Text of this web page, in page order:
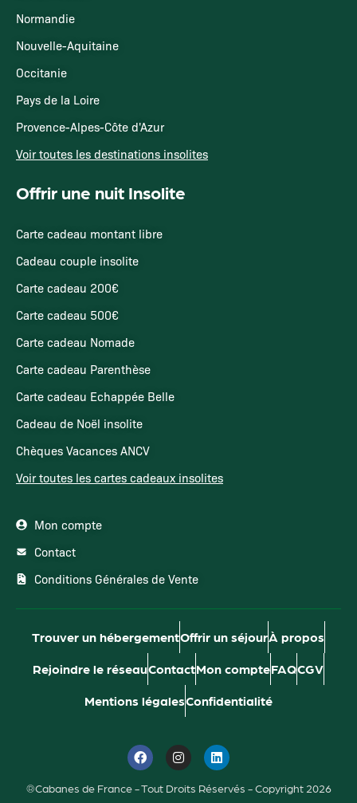
Normandie
Nouvelle-Aquitaine
Occitanie
Pays de la Loire
Provence-Alpes-Côte d'Azur
Voir toutes les destinations insolites
Offrir une nuit Insolite
Carte cadeau montant libre
Cadeau couple insolite
Carte cadeau 200€
Carte cadeau 500€
Carte cadeau Nomade
Carte cadeau Parenthèse
Carte cadeau Echappée Belle
Cadeau de Noël insolite
Chèques Vacances ANCV
Voir toutes les cartes cadeaux insolites
Mon compte
Contact
Conditions Générales de Vente
Trouver un hébergementOffrir un séjourÀ propos
Rejoindre le réseauContactMon compteFAQCGV
Mentions légalesConfidentialité
®Cabanes de France - Tout Droits Réservés - Copyright 2026